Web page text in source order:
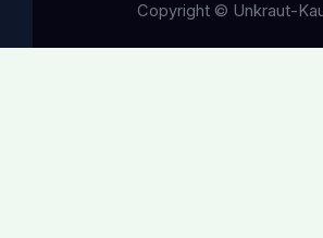
Copyright © Unkraut-